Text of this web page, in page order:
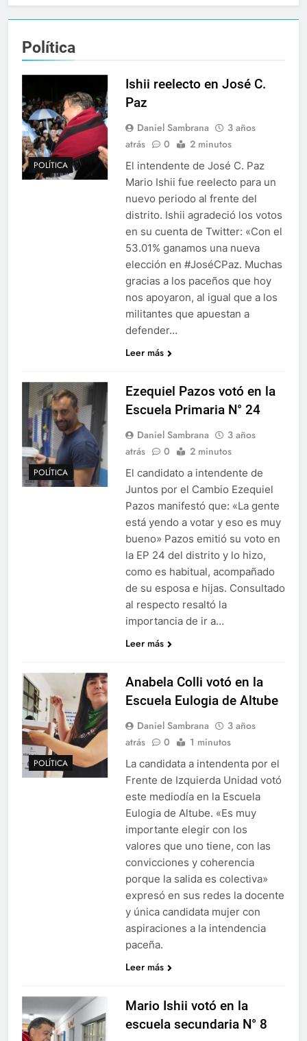
Política
POLÍTICA
Ishii reelecto en José C.
Paz
Daniel Sambrana
3 años
atrás
0 2 minutos
El intendente de José C. Paz
Mario Ishii fue reelecto para un
nuevo periodo al frente del
distrito. Ishii agradeció los votos
en su cuenta de Twitter: «Con el
53.01% ganamos una nueva
elección en #JoséCPaz. Muchas
gracias a los paceños que hoy
nos apoyaron, al igual que a los
militantes que apuestan a
defender…
Leer más
POLÍTICA
Ezequiel Pazos votó en la
Escuela Primaria N° 24
Daniel Sambrana
3 años
atrás
0 2 minutos
El candidato a intendente de
Juntos por el Cambio Ezequiel
Pazos manifestó que: «La gente
está yendo a votar y eso es muy
bueno» Pazos emitió su voto en
la EP 24 del distrito y lo hizo,
como es habitual, acompañado
de su esposa e hijas. Consultado
al respecto resaltó la
importancia de ir a…
Leer más
POLÍTICA
Anabela Colli votó en la
Escuela Eulogia de Altube
Daniel Sambrana
3 años
atrás
0 1 minutos
La candidata a intendenta por el
Frente de Izquierda Unidad votó
este mediodía en la Escuela
Eulogia de Altube. «Es muy
importante elegir con los
valores que uno tiene, con las
convicciones y coherencia
porque la salida es colectiva»
expresó en sus redes la docente
y única candidata mujer con
aspiraciones a la intendencia
paceña.
Leer más
Mario Ishii votó en la
escuela secundaria N° 8